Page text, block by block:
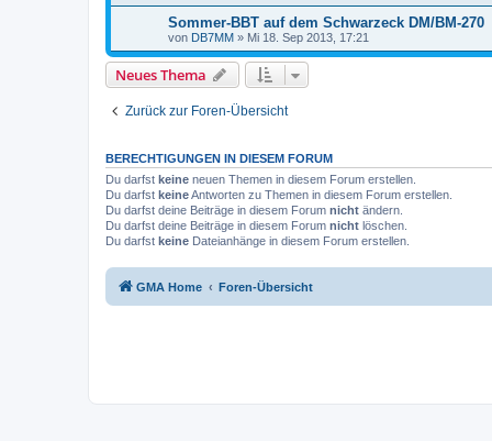
Sommer-BBT auf dem Schwarzeck DM/BM-270
von DB7MM » Mi 18. Sep 2013, 17:21
Neues Thema
Zurück zur Foren-Übersicht
BERECHTIGUNGEN IN DIESEM FORUM
Du darfst keine neuen Themen in diesem Forum erstellen.
Du darfst keineAntworten zu Themen in diesem Forum erstellen.
Du darfst deine Beiträge in diesem Forum nicht ändern.
Du darfst deine Beiträge in diesem Forum nicht löschen.
Du darfst keine Dateianhänge in diesem Forum erstellen.
GMA Home Foren-Übersicht